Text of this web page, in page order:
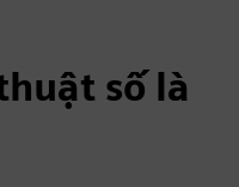
số là